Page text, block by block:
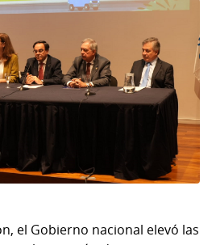
el Gobierno nacional elevó las